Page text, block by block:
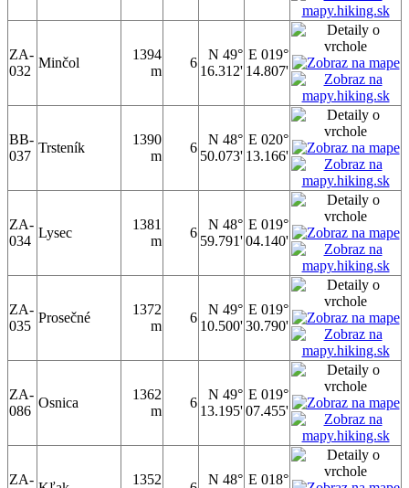
ZA-
032
Minčol
1394
m
6
N 49°
16.312'
E 019°
14.807'
BB-
037
Trsteník
1390
m
6
N 48°
50.073'
E 020°
13.166'
ZA-
034
Lysec
1381
m
6
N 48°
59.791'
E 019°
04.140'
ZA-
035
Prosečné
1372
m
6
N 49°
10.500'
E 019°
30.790'
ZA-
086
Osnica
1362
m
6
N 49°
13.195'
E 019°
07.455'
ZA-
1352
N 48° E 018°